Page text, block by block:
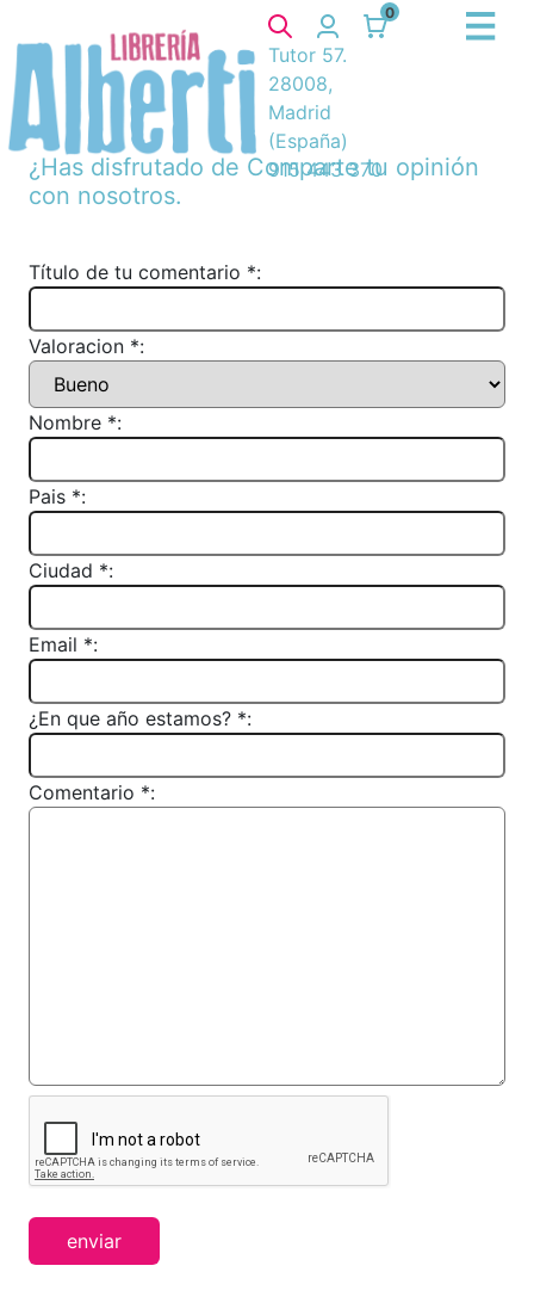
0
Tutor 57.
28008,
Madrid
(España)
915 443 370
¿Has disfrutado de Comparte tu opinión
con nosotros.
Título de tu comentario *:
Valoracion *:
Nombre *:
Pais *:
Ciudad *:
Email *:
¿En que año estamos? *:
Comentario *:
enviar